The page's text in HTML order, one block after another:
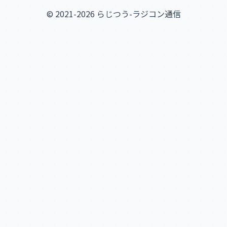
© 2021-2026 らじつう-ラジコン通信